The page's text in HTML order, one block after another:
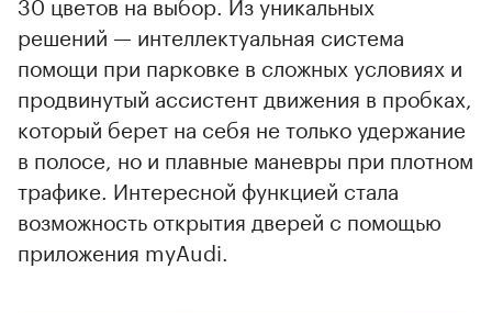
решений — интеллектуальная система
помощи при парковке в сложных условиях и
продвинутый ассистент движения в пробках,
который берет на себя не только удержание
в полосе, но и плавные маневры при плотном
трафике. Интересной функцией стала
возможность открытия дверей с помощью
приложения myAudi.